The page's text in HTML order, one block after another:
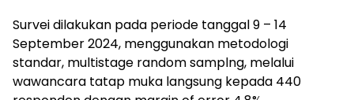
Survei dilakukan pada periode tanggal 9 – 14
September 2024, menggunakan metodologi
standar, multistage random samplng, melalui
wawancara tatap muka langsung kepada 440